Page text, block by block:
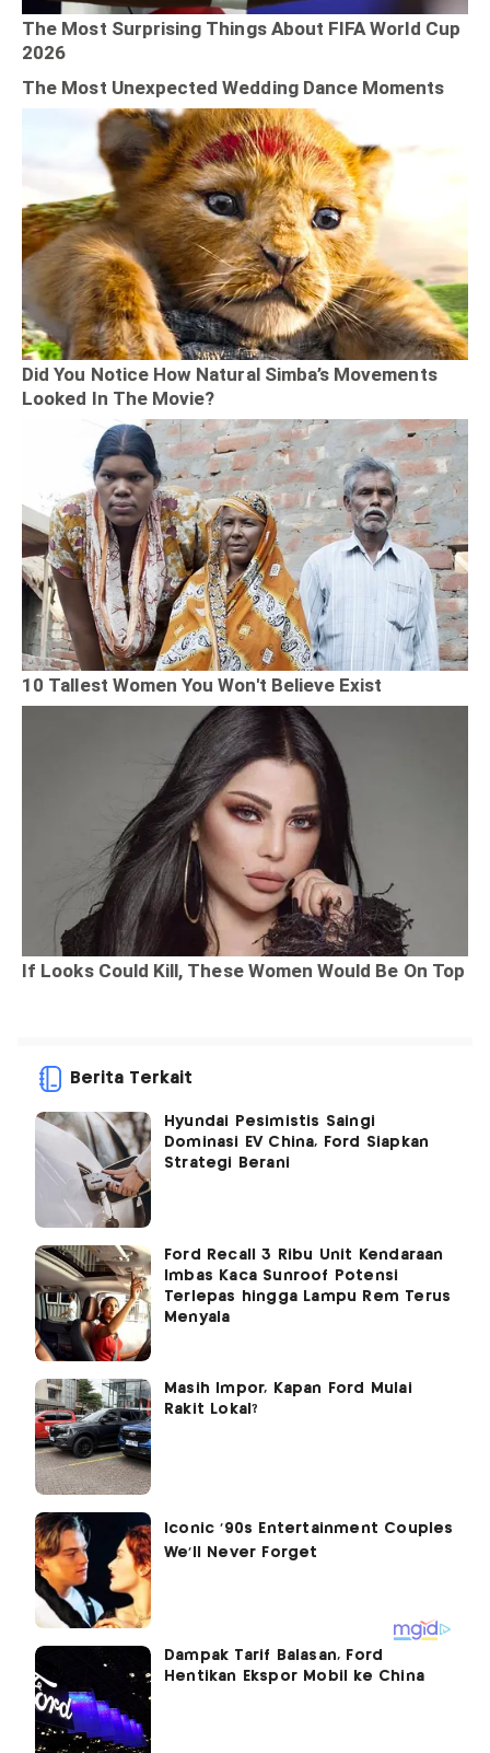
Berita Terkait
Hyundai Pesimistis Saingi
Dominasi EV China, Ford Siapkan
Strategi Berani
Ford Recall 3 Ribu Unit Kendaraan
Imbas Kaca Sunroof Potensi
Terlepas hingga Lampu Rem Terus
Menyala
Masih Impor, Kapan Ford Mulai
Rakit Lokal?
Dampak Tarif Balasan, Ford
Hentikan Ekspor Mobil ke China